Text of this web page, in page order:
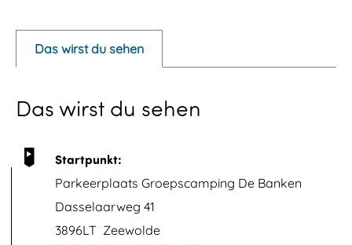
p
m
Das wirst du sehen
Das wirst du sehen
Startpunkt:
Parkeerplaats Groepscamping De Banken
Dasselaarweg 41
3896LT Zeewolde